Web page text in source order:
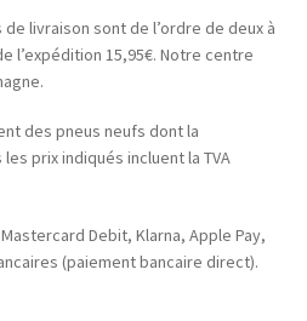
livraison sont de l’ordre de deux à
l’expédition 15,95€. Notre centre
des pneus neufs dont la
prix indiqués incluent la TVA
Debit, Klarna, Apple Pay,
(paiement bancaire direct).